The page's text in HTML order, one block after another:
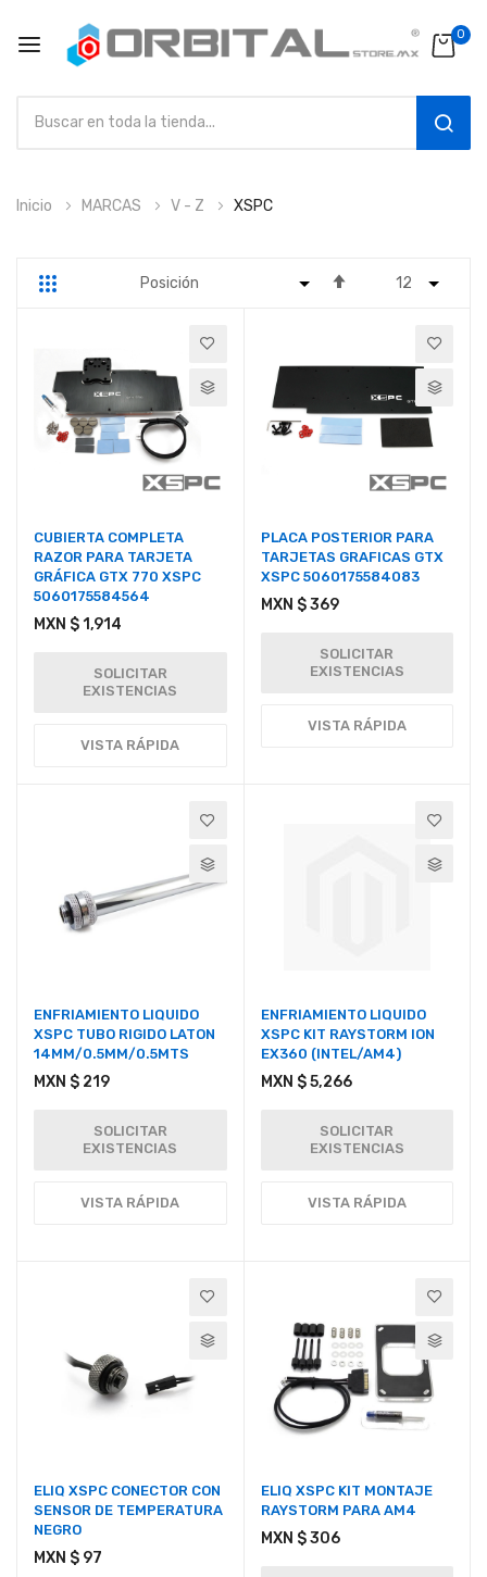
0
alInicio MARCAS V - Z XSPC
Parrilla
CUBIERTA COMPLETA
RAZOR PARA TARJETA
GRÁFICA GTX 770 XSPC
5060175584564
MXN $ 1,914
SOLICITAR
EXISTENCIAS
VISTA RÁPIDA
PLACA POSTERIOR PARA
TARJETAS GRAFICAS GTX
XSPC 5060175584083
MXN $ 369
SOLICITAR
EXISTENCIAS
VISTA RÁPIDA
ENFRIAMIENTO LIQUIDO
XSPC TUBO RIGIDO LATON
14MM/0.5MM/0.5MTS
MXN $ 219
SOLICITAR
EXISTENCIAS
VISTA RÁPIDA
ENFRIAMIENTO LIQUIDO
XSPC KIT RAYSTORM ION
EX360 (INTEL/AM4)
MXN $ 5,266
SOLICITAR
EXISTENCIAS
VISTA RÁPIDA
ELIQ XSPC CONECTOR CON
SENSOR DE TEMPERATURA
NEGRO
MXN $ 97
ELIQ XSPC KIT MONTAJE
RAYSTORM PARA AM4
MXN $ 306